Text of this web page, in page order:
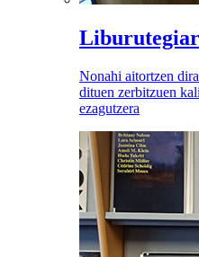
Nonahi aitortzen
dituen zerbitzuen
ezagutzera